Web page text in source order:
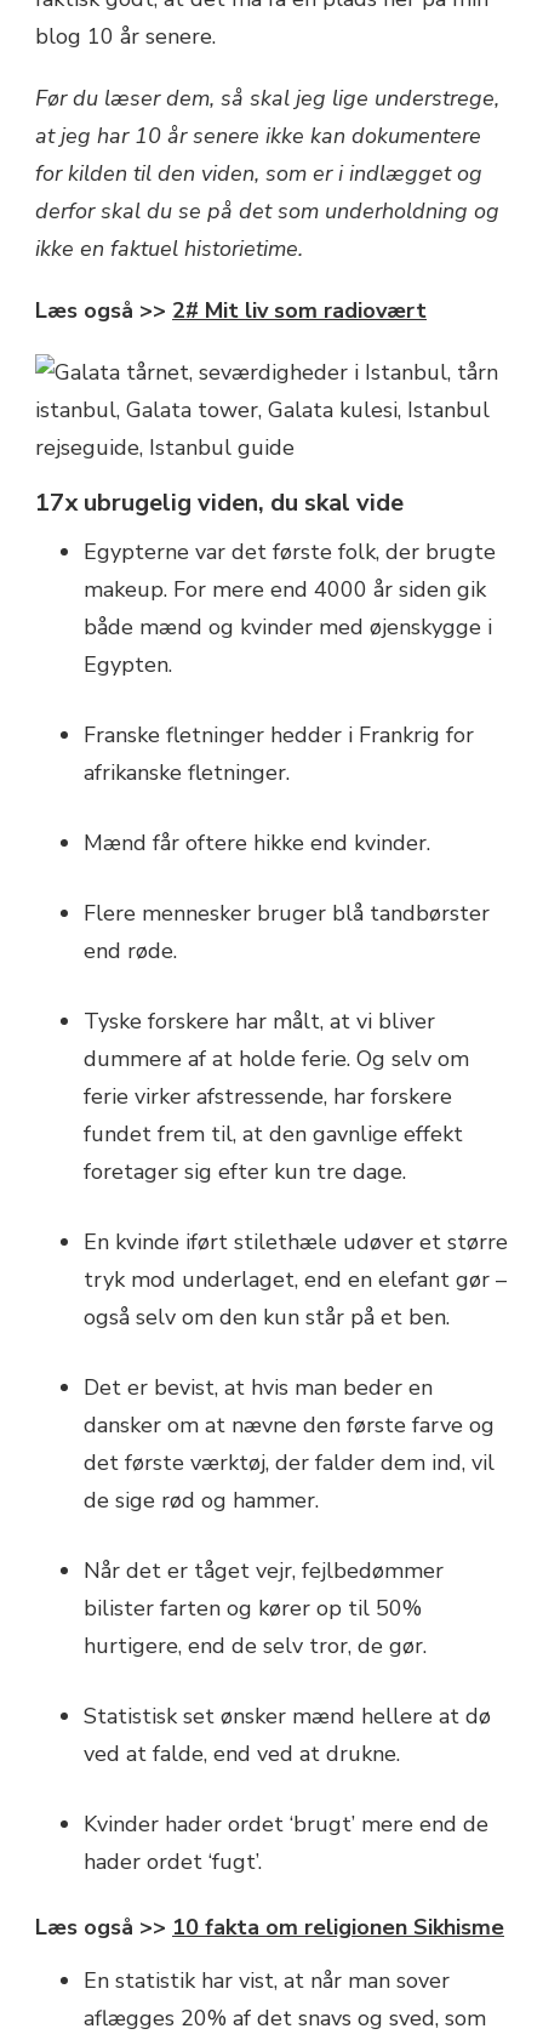
blog 10 år senere.
Før du læser dem, så skal jeg lige understrege,
at jeg har 10 år senere ikke kan dokumentere
for kilden til den viden, som er i indlægget og
derfor skal du se på det som underholdning og
ikke en faktuel historietime.
Læs også >> 2# Mit liv som radiovært
17x ubrugelig viden, du skal vide
Egypterne var det første folk, der brugte
makeup. For mere end 4000 år siden gik
både mænd og kvinder med øjenskygge i
Egypten.
Franske fletninger hedder i Frankrig for
afrikanske fletninger.
Mænd får oftere hikke end kvinder.
Flere mennesker bruger blå tandbørster
end røde.
Tyske forskere har målt, at vi bliver
dummere af at holde ferie. Og selv om
ferie virker afstressende, har forskere
fundet frem til, at den gavnlige effekt
foretager sig efter kun tre dage.
En kvinde iført stilethæle udøver et større
tryk mod underlaget, end en elefant gør –
også selv om den kun står på et ben.
Det er bevist, at hvis man beder en
dansker om at nævne den første farve og
det første værktøj, der falder dem ind, vil
de sige rød og hammer.
Når det er tåget vejr, fejlbedømmer
bilister farten og kører op til 50%
hurtigere, end de selv tror, de gør.
Statistisk set ønsker mænd hellere at dø
ved at falde, end ved at drukne.
Kvinder hader ordet ‘brugt’ mere end de
hader ordet ‘fugt’.
Læs også >> 10 fakta om religionen Sikhisme
En statistik har vist, at når man sover
aflægges 20% af det snavs og sved, som